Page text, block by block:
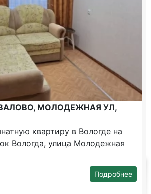
МОЛОДЕЖНАЯ УЛ,
квартиру в Вологде на
Вологда, улица Молодежная
Подробнее